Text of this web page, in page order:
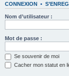
CONNEXION •
Nom d’utilisateur :
Mot de passe :
Se souvenir de moi
Cacher mon statut en